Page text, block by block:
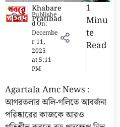
Khabare
Pratibad
Publishe
d On:
Decembe
r 11,
2025
at5:11
PM
1
Minu
Te
Read
Agartala Amc News :
আগরতলার অলি-গলিতে আবর্জনা
পরিষ্কারের কাজকে আরও